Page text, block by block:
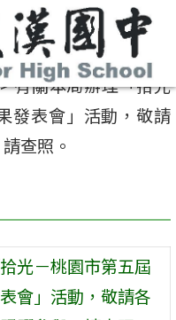
有關本局辦理「拾光
發表會」活動，敬請
查照。
光－桃園市第五屆
會」活動，敬請各